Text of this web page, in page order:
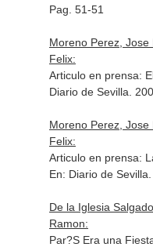
Pag. 51-51
Moreno Perez, Jose
Felix:
Articulo en prensa:
Diario de Sevilla .
Moreno Perez, Jose
Felix:
Articulo en prensa:
En: Diario de Sevilla
De la Iglesia
Ramon:
Par?S Era una